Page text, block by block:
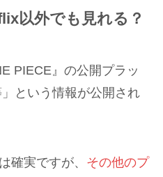
以外でも見れる？
PIECE』の公開プラッ
という情報が公開され
確実ですが、 その他のプ